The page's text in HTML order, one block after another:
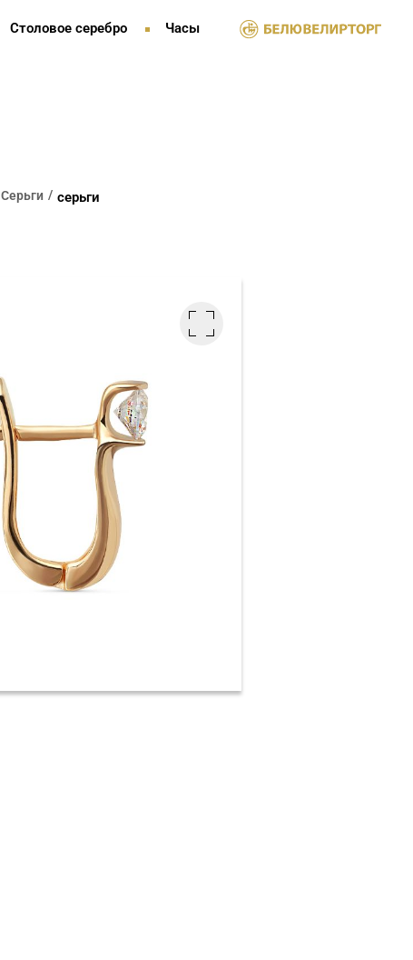
Столовое серебро Часы
Серьги серьги